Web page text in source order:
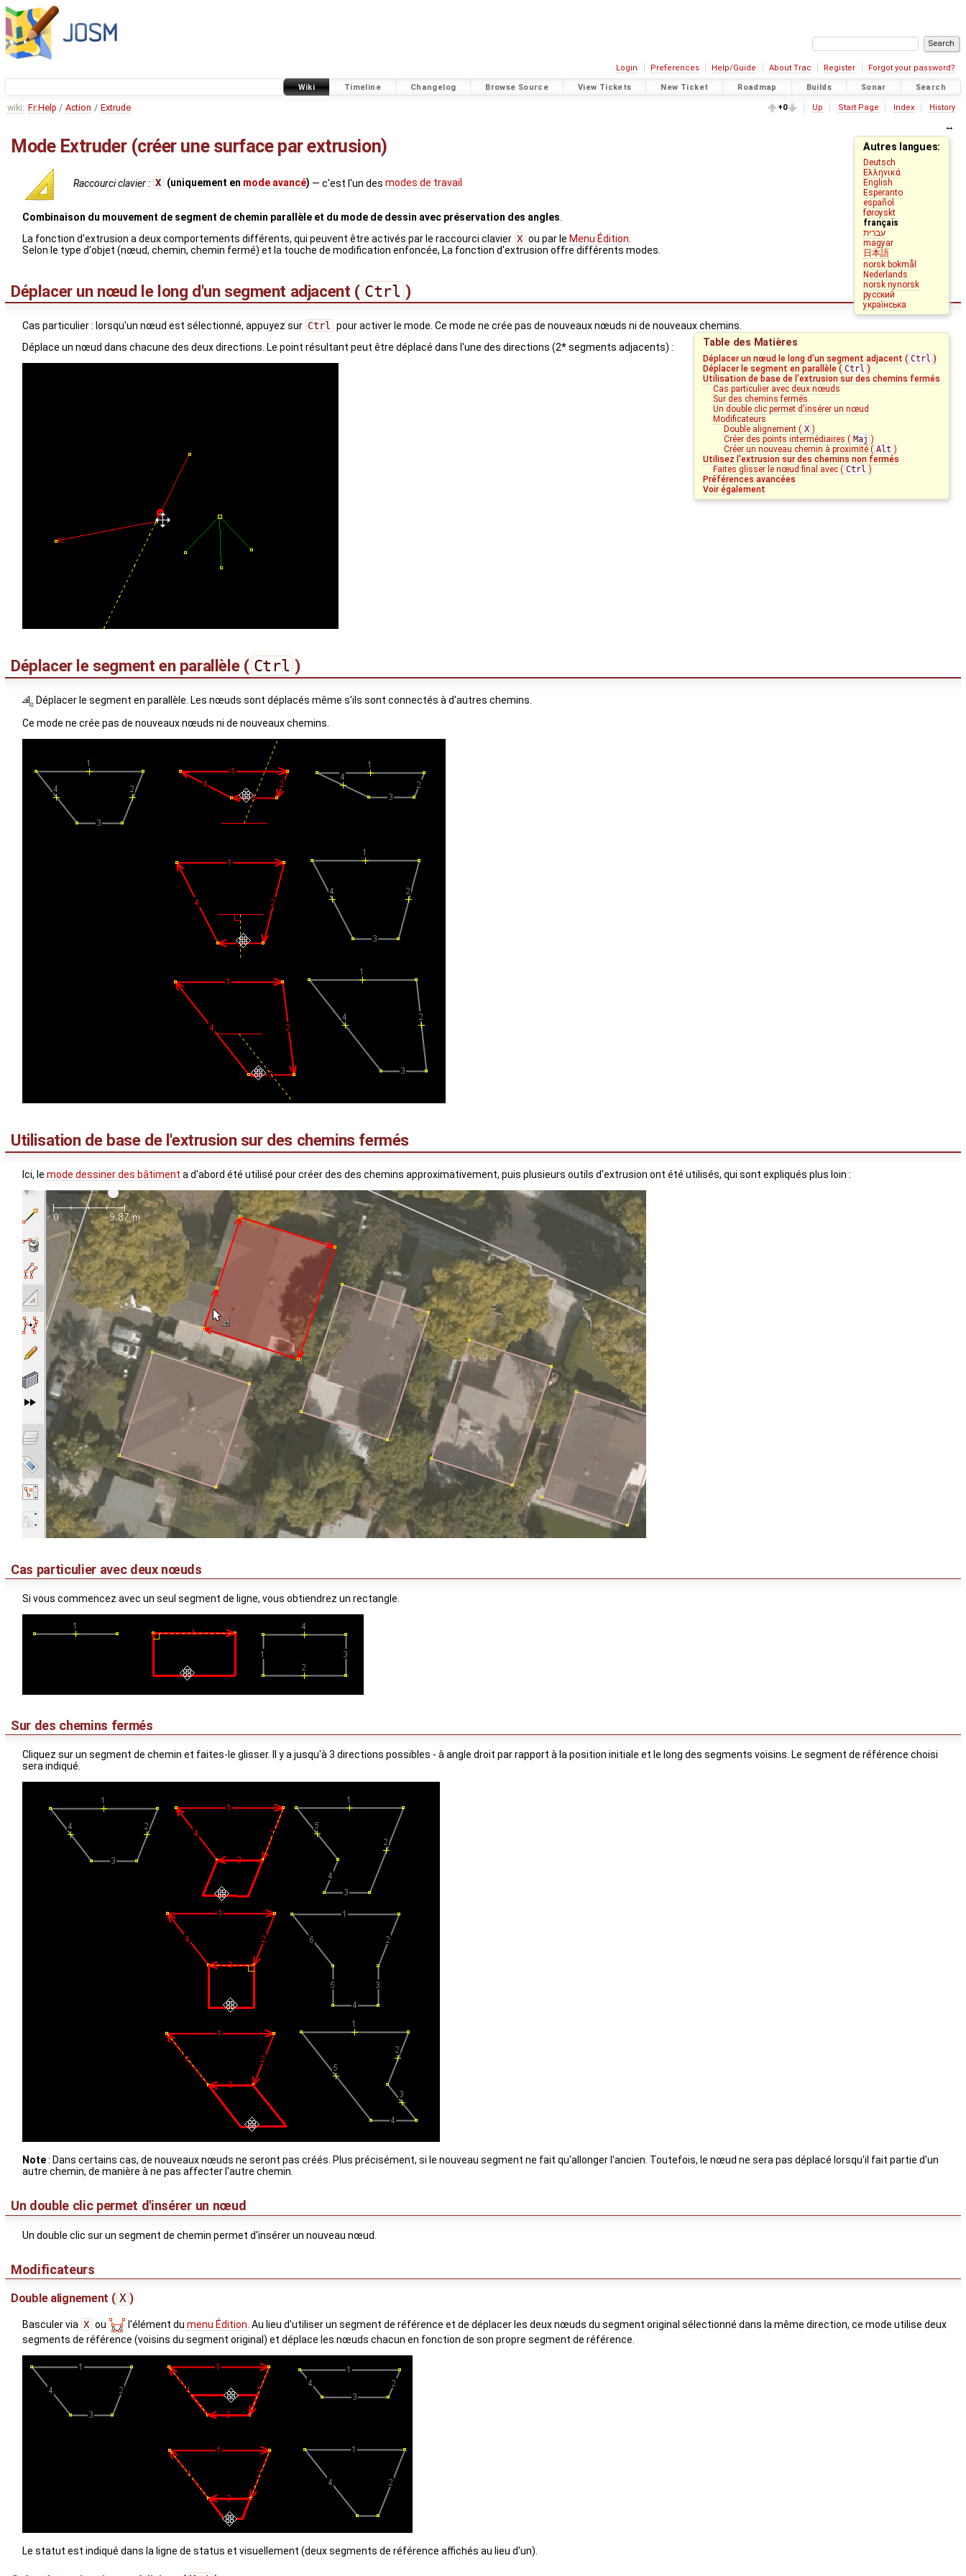
Login Preferences Help/Guide About Trac Register Forgot your password?
Wiki Timeline Changelog Browse Source View Tickets New Ticket Roadmap Builds Sonar Search
wiki: Fr:Help / Action / Extrude +0 Up Start Page Index History
Autres langues:
Deutsch
Ελληνικά
English
Esperanto
español
føroyskt
français
עברית
magyar
日本語
norsk bokmål
Nederlands
norsk nynorsk
русский
українська
Table des Matières
Déplacer un nœud le long d'un segment adjacent ( Ctrl )
Déplacer le segment en parallèle ( Ctrl )
Utilisation de base de l'extrusion sur des chemins fermés
Cas particulier avec deux nœuds
Sur des chemins fermés
Un double clic permet d'insérer un nœud
Modificateurs
Double alignement ( X )
Créer des points intermédiaires ( Maj )
Créer un nouveau chemin à proximité ( Alt )
Utilisez l'extrusion sur des chemins non fermés
Faites glisser le nœud final avec ( Ctrl )
Préférences avancées
Voir également
Mode Extruder (créer une surface par extrusion)
Raccourci clavier : X (uniquement en mode avancé) — c'est l'un des modes de travail
Combinaison du mouvement de segment de chemin parallèle et du mode de dessin avec préservation des angles
La fonction d'extrusion a deux comportements différents, qui peuvent être activés par le raccourci clavier X ou par le Menu Édition
Selon le type d'objet (nœud, chemin, chemin fermé) et la touche de modification enfoncée, La fonction d'extrusion offre différents modes.
Déplacer un nœud le long d'un segment adjacent ( Ctrl )
Cas particulier : lorsqu'un nœud est sélectionné, appuyez sur Ctrl
pour activer le mode. Ce mode ne crée pas de nouveaux nœuds ni de nouveaux chemins.
Déplace un nœud dans chacune des deux directions. Le point résultant peut être déplacé dans l'une des directions (2* segments adjacents) :
Déplacer le segment en parallèle ( Ctrl )
Déplacer le segment en parallèle. Les nœuds sont déplacés même s'ils sont connectés à d'autres chemins.
Ce mode ne crée pas de nouveaux nœuds ni de nouveaux chemins.
Utilisation de base de l'extrusion sur des chemins fermés
Ici, le mode dessiner des bâtiment a d'abord été utilisé pour créer des des chemins approximativement, puis plusieurs outils d'extrusion ont été utilisés, qui sont expliqués plus loin :
Cas particulier avec deux nœuds
Si vous commencez avec un seul segment de ligne, vous obtiendrez un rectangle.
Sur des chemins fermés
Cliquez sur un segment de chemin et faites-le glisser. Il y a jusqu'à 3 directions possibles - à angle droit par rapport à la position initiale et le long des segments voisins. Le segment de référence choisi
sera indiqué.
Note: Dans certains cas, de nouveaux nœuds ne seront pas créés. Plus précisément, si le nouveau segment ne fait qu'allonger l'ancien. Toutefois, le nœud ne sera pas déplacé lorsqu'il fait partie d'un
autre chemin, de manière à ne pas affecter l'autre chemin.
Un double clic permet d'insérer un nœud
Un double clic sur un segment de chemin permet d'insérer un nouveau nœud.
Modificateurs
Double alignement ( X )
Basculer via X ou l'élément du menu Édition . Au lieu d'utiliser un segment de référence et de déplacer les deux nœuds du segment original sélectionné dans la même direction, ce mode utilise deux
segments de référence (voisins du segment original) et déplace les nœuds chacun en fonction de son propre segment de référence.
Le statut est indiqué dans la ligne de status et visuellement (deux segments de référence affichés au lieu d'un).